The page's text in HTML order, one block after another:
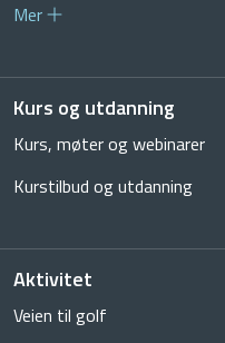
Mer
Kurs og utdanning
Kurs, møter og webinarer
Kurstilbud og utdanning
Aktivitet
Veien til golf